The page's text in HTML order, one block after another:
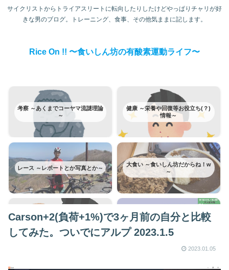
サイクリストからトライアスリートに転向したりしたけどやっぱりチャリが好
きな男のブログ。トレーニング、食事、その他気ままに記します。
Rice On !! 〜食いしん坊の有酸素運動ライフ〜
考察 ～あくまでコーヤマ流謎理論
～
健康 ～栄養や回復等お役立ち(？)
情報～
レース ～レポートとか写真とか～
大食い ～食いしん坊だからね！w
～
トレーニング ～日記みたいなもの
富士ヒルクライム ～みんな大好き
富士ヒルはカテゴリー分けてみた
w～
Carson+2(負荷+1%)で3ヶ月前の自分と比較
してみた。ついでにアルプ 2023.1.5
2023.01.05